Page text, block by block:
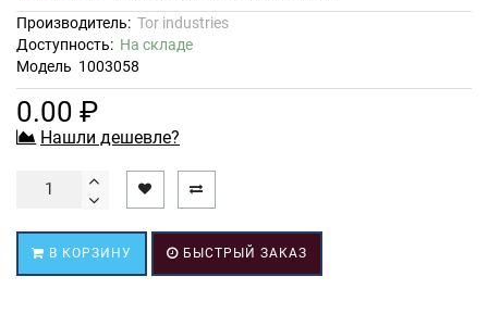
Производитель: Tor industries
Доступность: На складе
Модель 1003058
0.00 ₽
Нашли дешевле?
В КОРЗИНУ БЫСТРЫЙ ЗАКАЗ